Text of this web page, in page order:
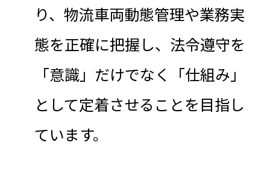
り、物流車両動態管理や業務実
態を正確に把握し、法令遵守を
「意識」だけでなく「仕組み」
として定着させることを目指し
ています。